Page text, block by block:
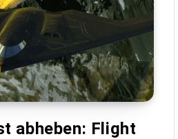
abheben: Flight